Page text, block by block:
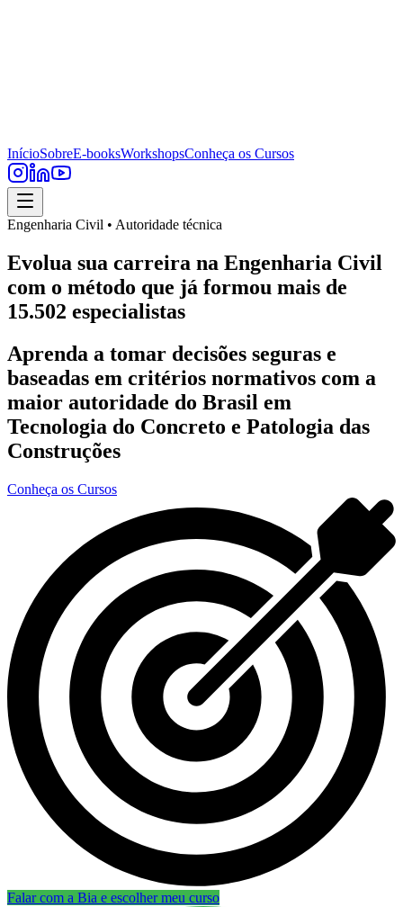
InícioSobreE-booksWorkshopsConheça os Cursos
Engenharia Civil • Autoridade técnica
Evolua sua carreira na Engenharia Civil
com o método que já formou mais de
15.502 especialistas
Aprenda a tomar decisões seguras e
baseadas em critérios normativos com a
maior autoridade do Brasil em
Tecnologia do Concreto e Patologia das
Construções
Conheça os Cursos
Falar com a Bia e escolher meu curso